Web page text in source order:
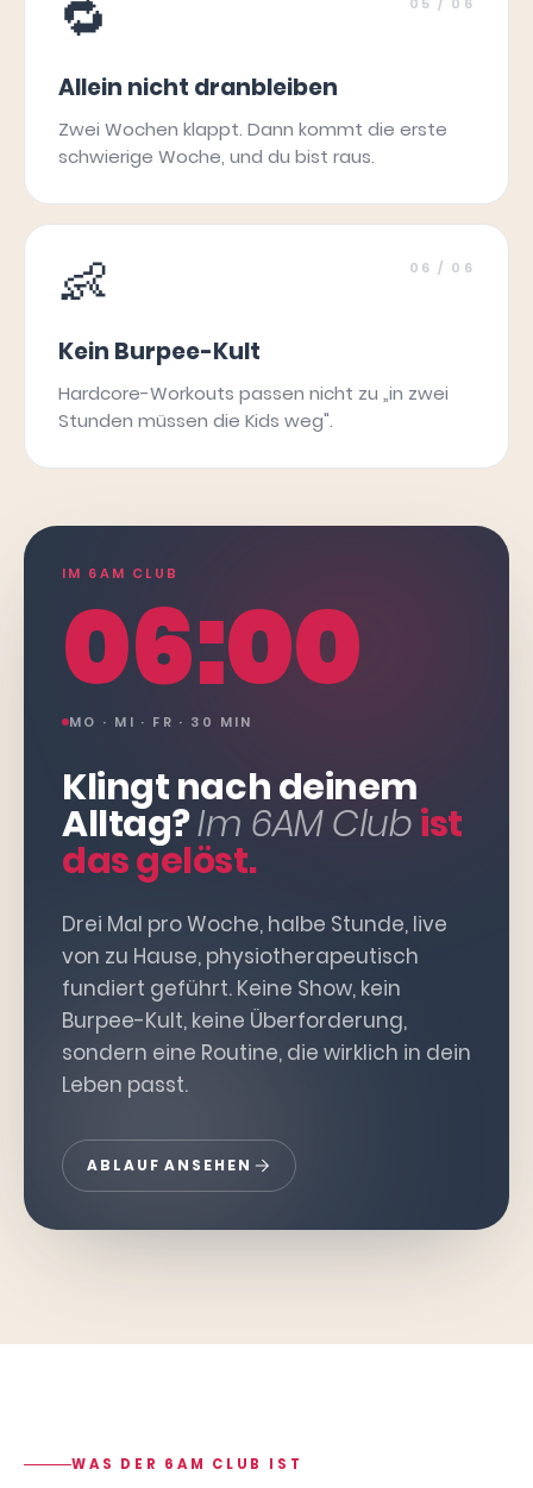
🔁
Allein nicht dranbleiben
Zwei Wochen klappt. Dann kommt die erste
schwierige Woche, und du bist raus.
👶 06 / 06
Kein Burpee-Kult
Hardcore-Workouts passen nicht zu „in zwei
Stunden müssen die Kids weg".
IM 6AM CLUB
06:00
MO · MI · FR · 30 MIN
Klingt nach deinem
Alltag?Im 6AM Clubist
das gelöst.
Drei Mal pro Woche, halbe Stunde, live
von zu Hause, physiotherapeutisch
fundiert geführt. Keine Show, kein
Burpee-Kult, keine Überforderung,
sondern eine Routine, die wirklich in dein
Leben passt.
ABLAUF ANSEHEN
WAS DER 6AM CLUB IST